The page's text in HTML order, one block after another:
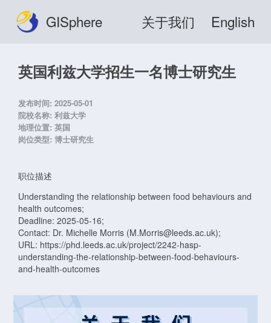
GISphere 关于我们 English
英国利兹大学招生一名博士研究生
发布时间: 2025-05-01
院校名称: 利兹大学
地理位置: 英国
岗位类型: 博士研究生
职位描述
Understanding the relationship between food behaviours and
health outcomes;
Deadline: 2025-05-16;
Contact: Dr. Michelle Morris (M.Morris@leeds.ac.uk);
URL: https://phd.leeds.ac.uk/project/2242-hasp-
understanding-the-relationship-between-food-behaviours-
and-health-outcomes